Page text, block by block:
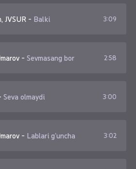
JVSUR - Balki 3:09
- Sevmasang bor 2:58
Seva olmaydi 3:00
- Lablari g'uncha 3:02